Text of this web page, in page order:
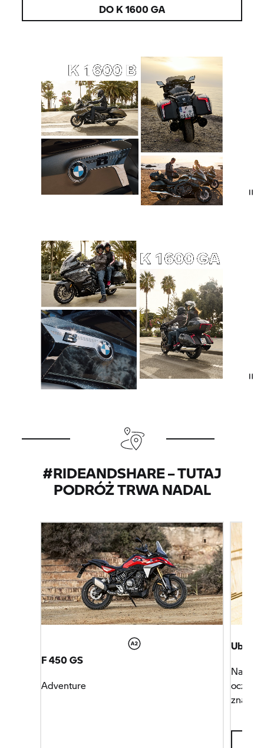
DO K 1600 GA
#RIDEANDSHARE – TUTAJ
PODRÓŻ TRWA NADAL
F 450 GS
Adventure
się i